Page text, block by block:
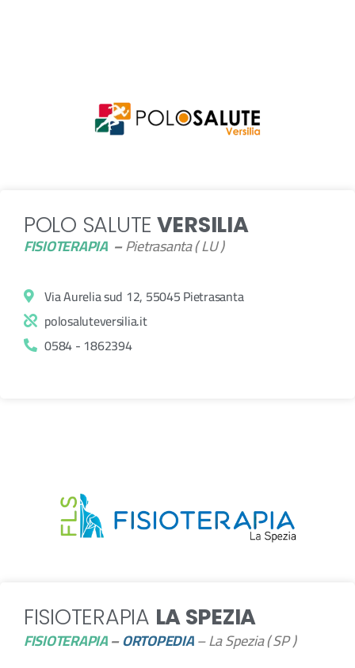
POLO SALUTE VERSILIA
FISIOTERAPIA–Pietrasanta ( LU )
Via Aurelia sud 12, 55045 Pietrasanta
polosaluteversilia.it
0584 - 1862394
FISIOTERAPIA LA SPEZIA
FISIOTERAPIA–ORTOPEDIA– La Spezia ( SP )